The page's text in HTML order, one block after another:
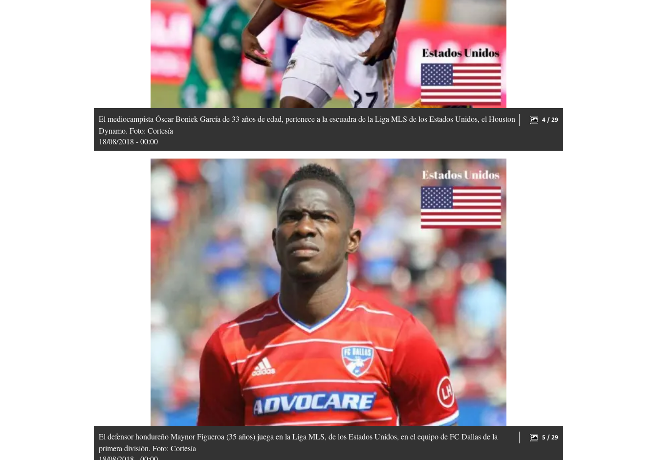
El mediocampista Óscar Boniek García de 33 años de edad, pertenece a la escuadra de la Liga MLS de los Estados Unidos, el Houston
Dynamo. Foto: Cortesía
18/08/2018 - 00:00
4 / 29
El defensor hondureño Maynor Figueroa (35 años) juega en la Liga MLS, de los Estados Unidos, en el equipo de FC Dallas de la
primera división. Foto: Cortesía
5 / 29